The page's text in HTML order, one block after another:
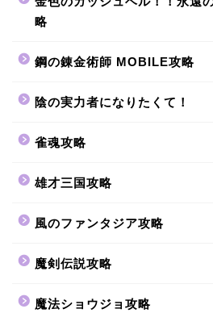
略
鋼の錬金術師 MOBILE攻略
陰の実力者になりたくて！
雀魂攻略
雄才三国攻略
風のファンタジア攻略
魔剣伝説攻略
魔法ショウジョ攻略